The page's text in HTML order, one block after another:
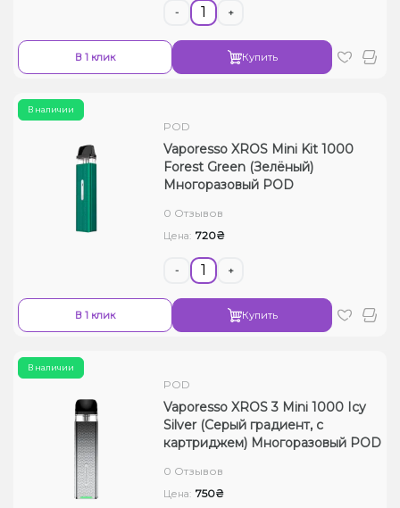
- +
В 1 клик Купить
В наличии
POD
Vaporesso XROS Mini Kit 1000
Forest Green (Зелёный)
Многоразовый POD
0 Отзывов
Цена: 720₴
- +
В 1 клик Купить
В наличии
POD
Vaporesso XROS 3 Mini 1000 Icy
Silver (Серый градиент, с
картриджем) Многоразовый POD
0 Отзывов
Цена: 750₴